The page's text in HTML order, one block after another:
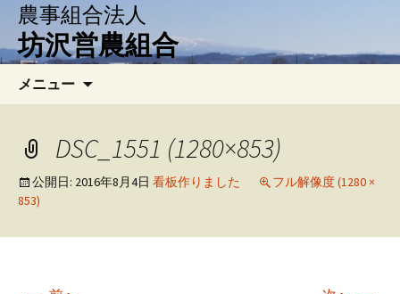
農事組合法人
坊沢営農組合
メニュー
ン
ツ
へ
DSC_1551 (1280×853)
公開日: 2016年8月4日 看板作りました
フル解像度 (1280 ×
853)